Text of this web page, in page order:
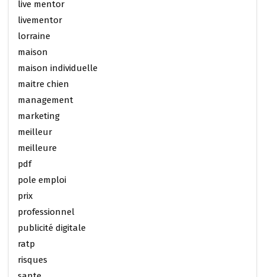
live mentor
livementor
lorraine
maison
maison individuelle
maitre chien
management
marketing
meilleur
meilleure
pdf
pole emploi
prix
professionnel
publicité digitale
ratp
risques